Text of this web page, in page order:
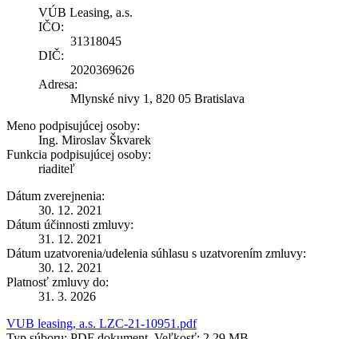
VÚB Leasing, a.s.
IČO:
31318045
DIČ:
2020369626
Adresa:
Mlynské nivy 1, 820 05 Bratislava
Meno podpisujúcej osoby:
Ing. Miroslav Škvarek
Funkcia podpisujúcej osoby:
riaditeľ
Dátum zverejnenia:
30. 12. 2021
Dátum účinnosti zmluvy:
31. 12. 2021
Dátum uzatvorenia/udelenia súhlasu s uzatvorením zmluvy:
30. 12. 2021
Platnosť zmluvy do:
31. 3. 2026
VUB leasing, a.s. LZC-21-10951.pdf